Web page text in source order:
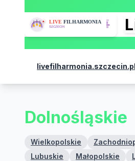
livefilharmonia.szczecin.pl
Dolnośląskie
Wielkopolskie
Lubuskie
Małopolskie